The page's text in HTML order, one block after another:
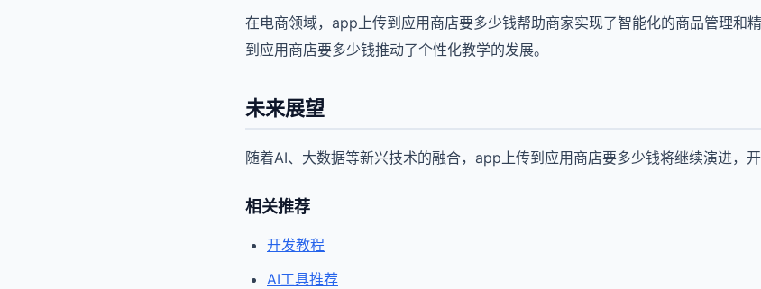
在电商领域，app上传到应用商店要多少钱帮助商家实现了智能化的商品管理和
到应用商店要多少钱推动了个性化教学的发展。
未来展望
随着AI、大数据等新兴技术的融合，app上传到应用商店要多少钱将继续演进，开
相关推荐
开发教程
AI工具推荐